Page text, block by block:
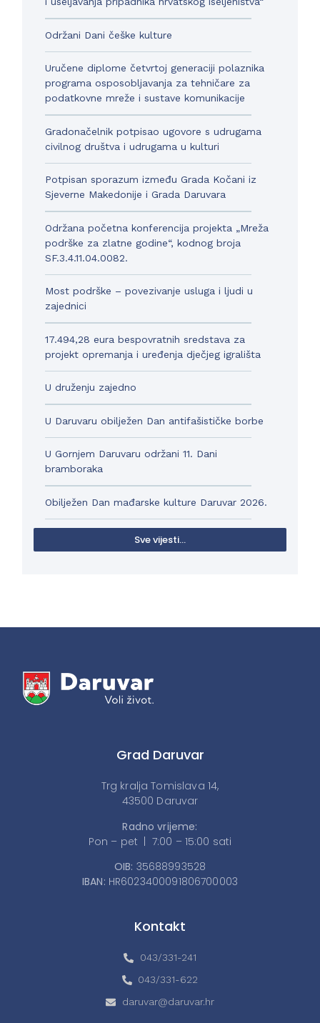
Održani Dani češke kulture
Uručene diplome četvrtoj generaciji polaznika
programa osposobljavanja za tehničare za
podatkovne mreže i sustave komunikacije
Gradonačelnik potpisao ugovore s udrugama
civilnog društva i udrugama u kulturi
Potpisan sporazum između Grada Kočani iz
Sjeverne Makedonije i Grada Daruvara
Održana početna konferencija projekta „Mreža
podrške za zlatne godine“, kodnog broja
SF.3.4.11.04.0082.
Most podrške – povezivanje usluga i ljudi u
zajednici
17.494,28 eura bespovratnih sredstava za
projekt opremanja i uređenja dječjeg igrališta
U druženju zajedno
U Daruvaru obilježen Dan antifašističke borbe
U Gornjem Daruvaru održani 11. Dani
bramboraka
Obilježen Dan mađarske kulture Daruvar 2026.
Sve vijesti...
Grad Daruvar
Trg kralja Tomislava 14,
43500 Daruvar
Radno vrijeme:
Pon – pet | 7:00 – 15:00 sati
OIB: 35688993528
IBAN: HR6023400091806700003
Kontakt
043/331-241
043/331-622
daruvar@daruvar.hr